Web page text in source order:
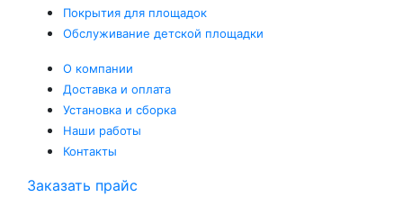
Покрытия для площадок
Обслуживание детской площадки
О компании
Доставка и оплата
Установка и сборка
Наши работы
Контакты
Заказать прайс